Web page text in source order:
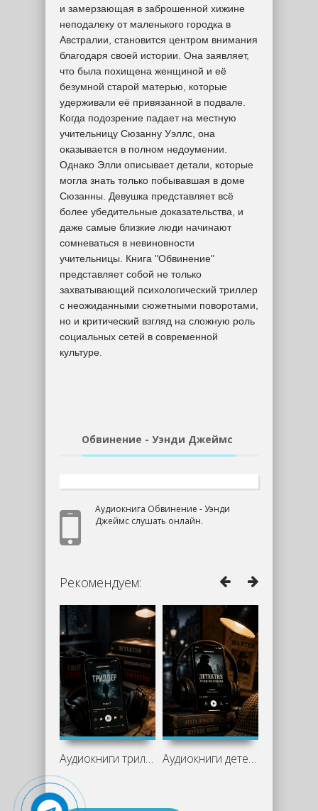
и замерзающая в заброшенной хижине
неподалеку от маленького городка в
Австралии, становится центром внимания
благодаря своей истории. Она заявляет,
что была похищена женщиной и её
безумной старой матерью, которые
удерживали её привязанной в подвале.
Когда подозрение падает на местную
учительницу Сюзанну Уэллс, она
оказывается в полном недоумении.
Однако Элли описывает детали, которые
могла знать только побывавшая в доме
Сюзанны. Девушка представляет всё
более убедительные доказательства, и
даже самые близкие люди начинают
сомневаться в невиновности
учительницы. Книга "Обвинение"
представляет собой не только
захватывающий психологический триллер
с неожиданными сюжетными поворотами,
но и критический взгляд на сложную роль
социальных сетей в современной
культуре.
Обвинение - Уэнди Джеймс
Аудиокнига Обвинение - Уэнди
Джеймс слушать онлайн.
Рекомендуем:
Аудиокниги триллеры слушать онлайн — Аудиокниги детективы слушать онлайн —